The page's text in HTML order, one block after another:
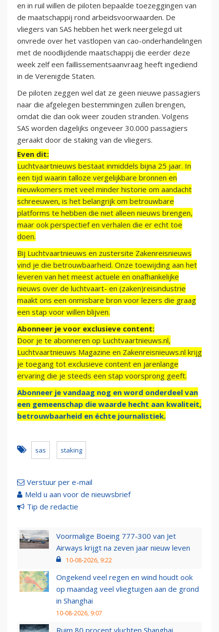
en in ruil willen de piloten bepaalde toezeggingen van
de maatschappij rond arbeidsvoorwaarden. De
vliegers van SAS hebben het werk neergelegd uit
onvrede over het vastlopen van cao-onderhandelingen
met de noodlijdende maatschappij die eerder deze
week zelf een faillissementsaanvraag heeft ingediend
in de Verenigde Staten.
De piloten zeggen wel dat ze geen nieuwe passagiers
naar die afgelegen bestemmingen zullen brengen,
omdat die dan ook weer zouden stranden. Volgens
SAS worden dagelijks ongeveer 30.000 passagiers
geraakt door de staking van de vliegers.
Even dit:
Luchtvaartnieuws bestaat inmiddels bijna 25 jaar. In
een tijd waarin talloze vergelijkbare bronnen en
nieuwkomers met veel minder historie om aandacht
schreeuwen, is het belangrijk om betrouwbare
platforms te hebben die niet alleen nieuws brengen,
maar ook perspectief en verhalen die er echt toe
doen.
Bij Luchtvaartnieuws en zustersite Zakenreisnieuws
vind je die betrouwbaarheid. Onze toewijding aan het
leveren van het meest actuele en onafhankelijke
nieuws over de luchtvaart- en (zaken)reisindustrie
maakt ons een onmisbare bron voor lezers die graag
een stap voor willen blijven.
Abonneer je voor exclusieve content:
Door je te abonneren op Luchtvaartnieuws.nl,
Luchtvaartnieuws Magazine en Zakenreisnieuws.nl krijg
je toegang tot exclusieve content en jarenlange
ervaring die je steeds een stap voorsprong geeft.
Abonneer je vandaag nog en word onderdeel van
een gemeenschap die waarde hecht aan kwaliteit,
betrouwbaarheid en échte journalistiek.
sas staking
Verstuur per e-mail
Meld u aan voor de nieuwsbrief
Tip de redactie
Voormalige Boeing 777-300 van Jet
Airways krijgt na zeven jaar nieuw leven
10-08-2026, 9:22
Ongekend veel regen en wind houdt ook
op maandag veel vliegtuigen aan de grond
in Shanghai
10-08-2026, 9:07